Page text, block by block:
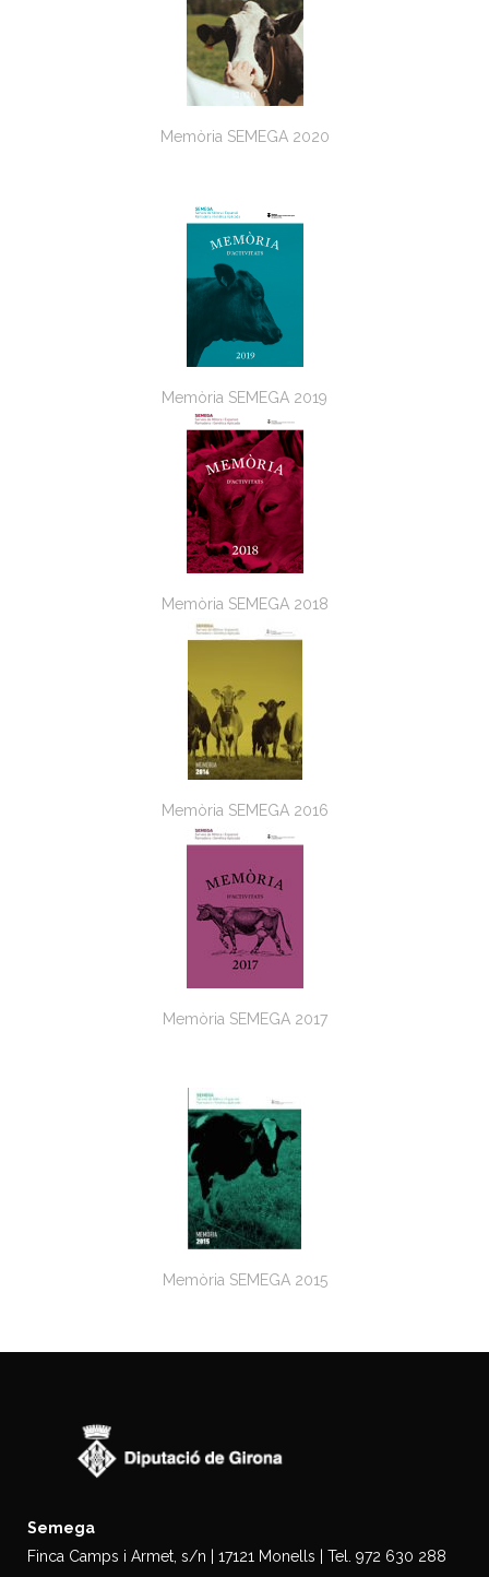
Memòria SEMEGA 2020
Memòria SEMEGA 2019
Memòria SEMEGA 2018
Memòria SEMEGA 2016
Memòria SEMEGA 2017
Memòria SEMEGA 2015
Semega
Finca Camps i Armet, s/n | 17121 Monells | Tel. 972 630 288